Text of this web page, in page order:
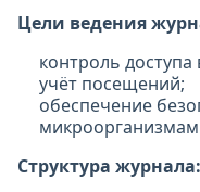
Цели ведения
контроль
учёт посещений;
обеспечение
Структура журнала: